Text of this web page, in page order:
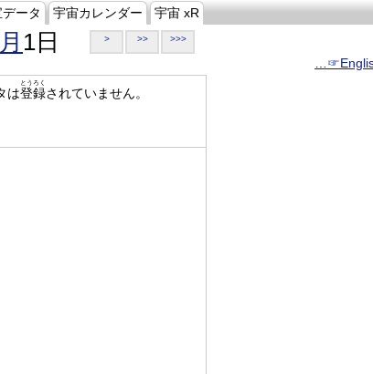
ータ 宇宙カレンダー 宇宙 xR
1日 > >> >>>
は登録
とうろく
されていません。